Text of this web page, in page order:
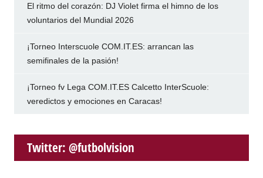
El ritmo del corazón: DJ Violet firma el himno de los
voluntarios del Mundial 2026
¡Torneo Interscuole COM.IT.ES: arrancan las
semifinales de la pasión!
¡Torneo fv Lega COM.IT.ES Calcetto InterScuole:
veredictos y emociones en Caracas!
Twitter: @futbolvision